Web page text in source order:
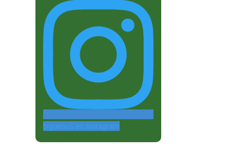
Siguenos en Instagram